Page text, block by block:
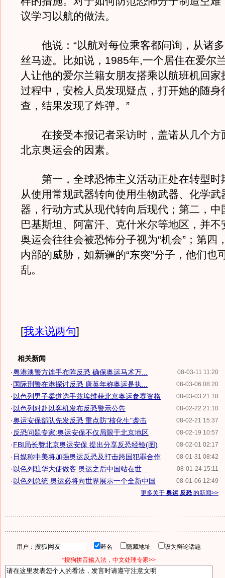
议学习以航的做法。
他说：“以航对每位乘客都问询，从诸多
丝马迹。比如说，1985年,一个居住在爱尔
人让他的爱尔兰籍女朋友搭乘以航班机回家
过程中，安检人员发现疑点，打开她的随身
查，结果发现了炸弹。”
在接受本报记者采访时，盖诺从几个方
北京奥运会的因素。
第一，全球恐怖主义活动正处在转型时
从使用常规武器转向使用生物武器、化学武
器，行动方式从现代转向后现代；第二，中
巴基斯坦、阿富汗、克什米尔等地区，并不
奥运会往往会被恐怖分子视为“机会”；第四
内部的威胁，如新疆的“东突”分子，他们也
乱。
[我来说两句]
相关新闻
08-03-11 11:20
·粤港澳警方连手布阵反恐 确保奥运马术万...
08-03-06 08:20
·国际刑警在港探讨反恐 唐英年称奥运是执...
08-03-03 21:18
· 以色列男子柔道选手兹埃维获北京奥运参赛资格
08-02-22 21:10
· 以色列对赴以客机发布反恐警示公告
08-02-21 15:37
·奥运安保部队先发反恐 重点防"核化生"袭击
08-02-19 10:57
· 反恐问题专家:奥运安保不仅局限于北京地区
08-02-01 02:17
·FBI局长赞北京奥运安保 提出分享反恐经验(图)
08-01-31 08:42
· 日媒称中美将加强奥运反恐及打击跨国犯罪合作
08-01-24 15:11
· 以色列驻华大使做客:奥运之后中国站在世...
08-01-06 12:49
· 以色列总统:奥运必将向世界展示一个全新中国
更多关于 奥运 反恐 的新闻>>
用户： 匿名 隐藏地址
设为辩论话题
*搜狗拼音输入法，中文处理专家>>